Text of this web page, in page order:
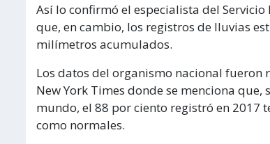
Así lo confirmó el especialista del
que, en cambio, los registros de lluvias
milímetros acumulados.
Los datos del organismo nacional
New York Times donde se menciona
mundo, el 88 por ciento registró en
como normales.